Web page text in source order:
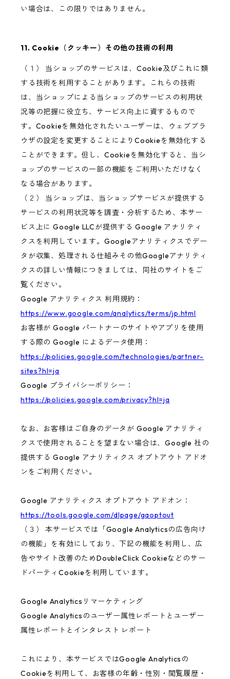
い場合は、この限りではありません。
11. Cookie（クッキー）その他の技術の利用
（１） 当ショップのサービスは、Cookie及びこれに類
する技術を利用することがあります。これらの技術
は、当ショップによる当ショップのサービスの利用状
況等の把握に役立ち、サービス向上に資するもので
す。Cookieを無効化されたいユーザーは、ウェブブラ
ウザの設定を変更することによりCookieを無効化する
ことができます。但し、Cookieを無効化すると、当シ
ョップのサービスの一部の機能をご利用いただけなく
なる場合があります。
（２） 当ショップは、当ショップサービスが提供する
サービスの利用状況等を調査・分析するため、本サー
ビス上に Google LLCが提供する Google アナリティ
クスを利用しています。Googleアナリティクスでデー
タが収集、処理される仕組みその他Googleアナリティ
クスの詳しい情報につきましては、同社のサイトをご
覧ください。
Google アナリティクス 利用規約：
https://www.google.com/analytics/terms/jp.html
お客様が Google パートナーのサイトやアプリを使用
する際の Google によるデータ使用：
https://policies.google.com/technologies/partner-
sites?hl=ja
Google プライバシーポリシー：
https://policies.google.com/privacy?hl=ja
なお、お客様はご自身のデータが Google アナリティ
クスで使用されることを望まない場合は、Google 社の
提供する Google アナリティクス オプトアウト アドオ
ンをご利用ください。
Google アナリティクス オプトアウト アドオン：
https://tools.google.com/dlpage/gaoptout
（３） 本サービスでは「Google Analyticsの広告向け
の機能」を有効にしており、下記の機能を利用し、広
告やサイト改善のためDoubleClick Cookieなどのサー
ドパーティCookieを利用しています。
Google Analyticsリマーケティング
Google Analyticsのユーザー属性レポートとユーザー
属性レポートとインタレスト レポート
これにより、本サービスではGoogle Analyticsの
Cookieを利用して、お客様の年齢・性別・閲覧履歴・